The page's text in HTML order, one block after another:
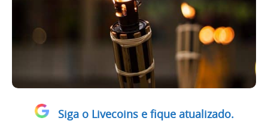
Siga o Livecoins e fique atualizado.